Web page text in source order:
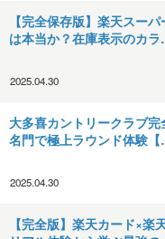
【完全保存版】楽天スー
は本当か？在庫表示のカ
2025.04.30
大多喜カントリークラブ
名門で極上ラウンド体験
2025.04.30
【完全版】楽天カード×楽